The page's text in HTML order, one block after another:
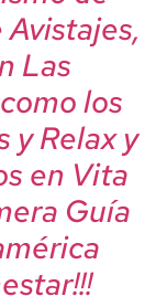
Las
los
y Relax y
en Vita
Guía